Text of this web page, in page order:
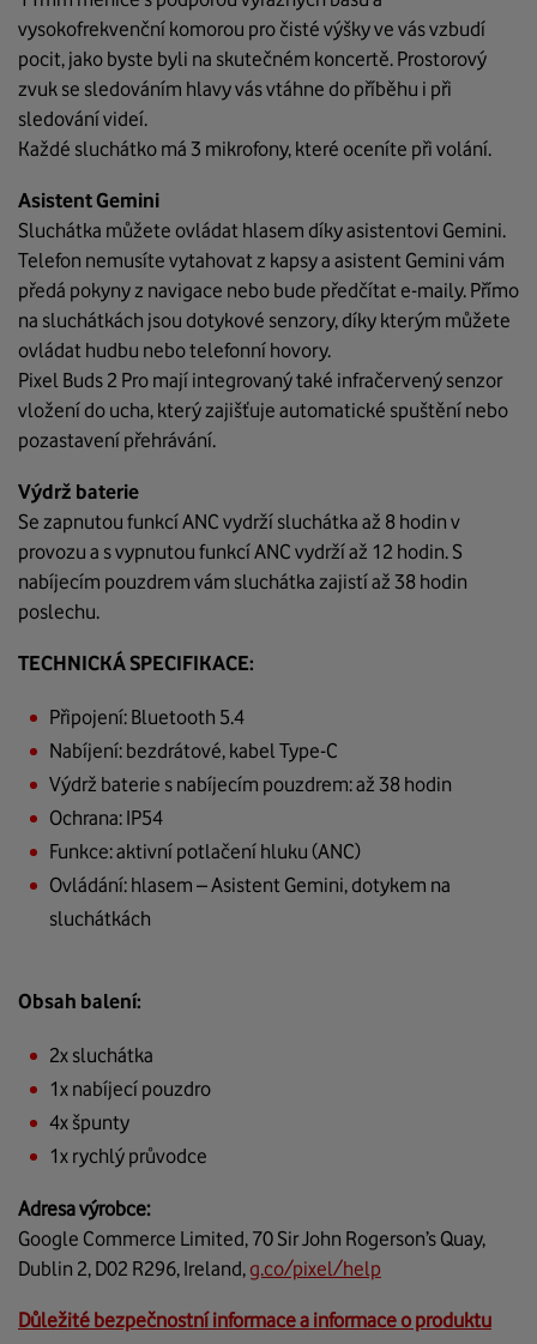
vysokofrekvenční komorou pro čisté výšky ve vás vzbudí
pocit, jako byste byli na skutečném koncertě. Prostorový
zvuk se sledováním hlavy vás vtáhne do příběhu i při
sledování videí.
Každé sluchátko má 3 mikrofony, které oceníte při volání.
Asistent Gemini
Sluchátka můžete ovládat hlasem díky asistentovi Gemini.
Telefon nemusíte vytahovat z kapsy a asistent Gemini vám
předá pokyny z navigace nebo bude předčítat e-maily. Přímo
na sluchátkách jsou dotykové senzory, díky kterým můžete
ovládat hudbu nebo telefonní hovory.
Pixel Buds 2 Pro mají integrovaný také infračervený senzor
vložení do ucha, který zajišťuje automatické spuštění nebo
pozastavení přehrávání.
Výdrž baterie
Se zapnutou funkcí ANC vydrží sluchátka až 8 hodin v
provozu a s vypnutou funkcí ANC vydrží až 12 hodin. S
nabíjecím pouzdrem vám sluchátka zajistí až 38 hodin
poslechu.
TECHNICKÁ SPECIFIKACE:
Připojení: Bluetooth 5.4
Nabíjení: bezdrátové, kabel Type-C
Výdrž baterie s nabíjecím pouzdrem: až 38 hodin
Ochrana: IP54
Funkce: aktivní potlačení hluku (ANC)
Ovládání: hlasem – Asistent Gemini, dotykem na
sluchátkách
Obsah balení:
2x sluchátka
1x nabíjecí pouzdro
4x špunty
1x rychlý průvodce
Adresa výrobce:
Google Commerce Limited, 70 Sir John Rogerson’s Quay,
Dublin 2, D02 R296, Ireland, g.co/pixel/help
Důležité bezpečnostní informace a informace o produktu